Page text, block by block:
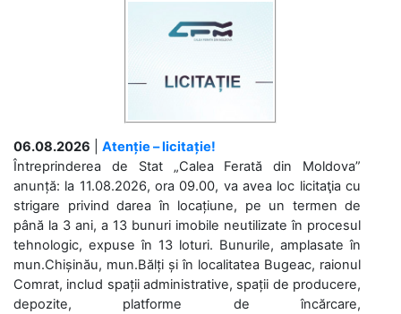
06.08.2026
Atenție – licitație!
Întreprinderea de Stat „Calea Ferată din Moldova”
anunță: la 11.08.2026, ora 09.00, va avea loc licitaţia cu
strigare privind darea în locațiune, pe un termen de
până la 3 ani, a 13 bunuri imobile neutilizate în procesul
tehnologic, expuse în 13 loturi. Bunurile, amplasate în
mun.Chișinău, mun.Bălți și în localitatea Bugeac, raionul
Comrat, includ spații administrative, spații de producere,
depozite, platforme de încărcare,